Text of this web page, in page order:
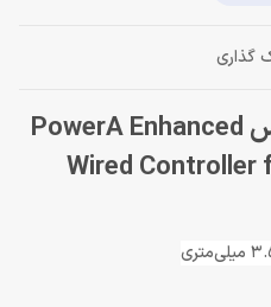
گذاری
خرید گیم پد ایکس باکس PowerA Enhanced
Wired Controller